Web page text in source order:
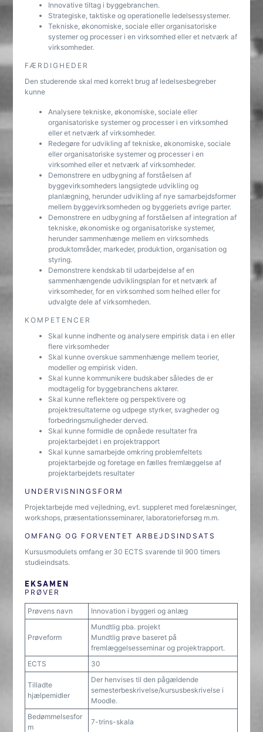
Innovative tiltag i byggebranchen.
Strategiske, taktiske og operationelle ledelsessystemer.
Tekniske, økonomiske, sociale eller organisatoriske
systemer og processer i en virksomhed eller et netværk af
virksomheder.
FÆRDIGHEDER
Den studerende skal med korrekt brug af ledelsesbegreber
kunne
Analysere tekniske, økonomiske, sociale eller
organisatoriske systemer og processer i en virksomhed
eller et netværk af virksomheder.
Redegøre for udvikling af tekniske, økonomiske, sociale
eller organisatoriske systemer og processer i en
virksomhed eller et netværk af virksomheder.
Demonstrere en udbygning af forståelsen af
byggevirksomheders langsigtede udvikling og
planlægning, herunder udvikling af nye samarbejdsformer
mellem byggevirksomheden og byggeriets øvrige parter.
Demonstrere en udbygning af forståelsen af integration af
tekniske, økonomiske og organisatoriske systemer,
herunder sammenhænge mellem en virksomheds
produktområder, markeder, produktion, organisation og
styring.
Demonstrere kendskab til udarbejdelse af en
sammenhængende udviklingsplan for et netværk af
virksomheder, for en virksomhed som helhed eller for
udvalgte dele af virksomheden.
KOMPETENCER
Skal kunne indhente og analysere empirisk data i en eller
flere virksomheder
Skal kunne overskue sammenhænge mellem teorier,
modeller og empirisk viden.
Skal kunne kommunikere budskaber således de er
modtagelig for byggebranchens aktører.
Skal kunne reflektere og perspektivere og
projektresultaterne og udpege styrker, svagheder og
forbedringsmuligheder derved.
Skal kunne formidle de opnåede resultater fra
projektarbejdet i en projektrapport
Skal kunne samarbejde omkring problemfeltets
projektarbejde og foretage en fælles fremlæggelse af
projektarbejdets resultater
UNDERVISNINGSFORM
Projektarbejde med vejledning, evt. suppleret med forelæsninger,
workshops, præsentationsseminarer, laboratorieforsøg m.m.
OMFANG OG FORVENTET ARBEJDSINDSATS
Kursusmodulets omfang er 30 ECTS svarende til 900 timers
studieindsats.
EKSAMEN
PRØVER
Prøvens navn Innovation i byggeri og anlæg
Prøveform
Mundtlig pba. projekt
Mundtlig prøve baseret på
fremlæggelsesseminar og projektrapport.
ECTS
30
Tilladte
hjælpemidler
Der henvises til den pågældende
semesterbeskrivelse/kursusbeskrivelse i
Moodle.
Bedømmelsesfor
m
7-trins-skala